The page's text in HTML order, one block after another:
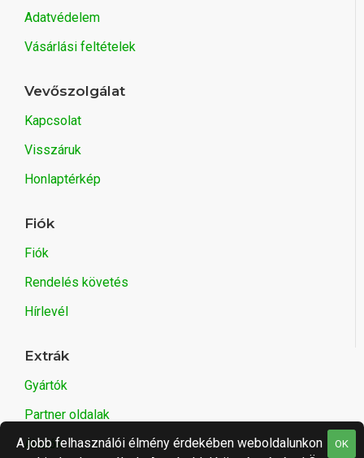
Adatvédelem
Vásárlási feltételek
Vevőszolgálat
Kapcsolat
Visszáruk
Honlaptérkép
Fiók
Fiók
Rendelés követés
Hírlevél
Extrák
Gyártók
Partner oldalak
Akciók
OK
A jobb felhasználói élmény érdekében weboldalunkon